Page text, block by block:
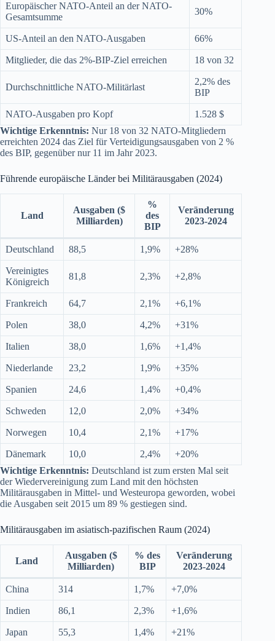
Europäischer NATO-Anteil an der NATO-
Gesamtsumme
30%
US-Anteil an den NATO-Ausgaben 66%
Mitglieder, die das 2%-BIP-Ziel erreichen 18 von 32
Durchschnittliche NATO-Militärlast
2,2% des
BIP
NATO-Ausgaben pro Kopf
1.528 $
Wichtige Erkenntnis: Nur 18 von 32 NATO-Mitgliedern
erreichten 2024 das Ziel für Verteidigungsausgaben von 2 %
des BIP, gegenüber nur 11 im Jahr 2023.
Führende europäische Länder bei Militärausgaben (2024)
Land
Ausgaben ($
Milliarden)
%
des
BIP
Veränderung
2023-2024
Deutschland 88,5 1,9% +28%
Vereinigtes
Königreich
81,8 2,3% +2,8%
Frankreich 64,7 2,1% +6,1%
Polen 38,0 4,2% +31%
Italien 38,0 1,6% +1,4%
Niederlande 23,2 1,9% +35%
Spanien 24,6 1,4% +0,4%
Schweden 12,0 2,0% +34%
Norwegen 10,4 2,1% +17%
Dänemark 10,0 2,4%
+20%
Wichtige Erkenntnis: Deutschland ist zum ersten Mal seit
der Wiedervereinigung zum Land mit den höchsten
Militärausgaben in Mittel- und Westeuropa geworden, wobei
die Ausgaben seit 2015 um 89 % gestiegen sind.
Militärausgaben im asiatisch-pazifischen Raum (2024)
Land
Ausgaben ($
Milliarden)
% des
BIP
Veränderung
2023-2024
China 314 1,7% +7,0%
Indien 86,1 2,3% +1,6%
Japan 55,3 1,4% +21%